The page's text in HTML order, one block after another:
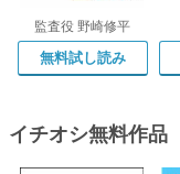
監査役 野崎修平
無料試し読み
イチオシ無料作品